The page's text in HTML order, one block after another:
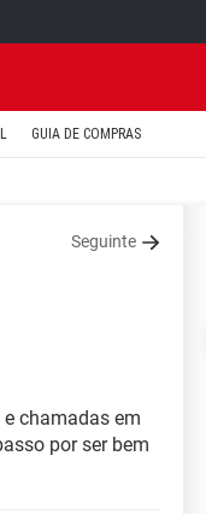
GUIA DE COMPRAS
Seguinte
chamadas em
por ser bem